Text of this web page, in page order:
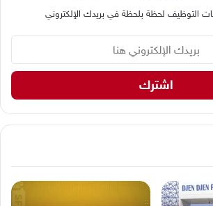
التوظيف لحظة بلحظة في بريدك الإلكتروني